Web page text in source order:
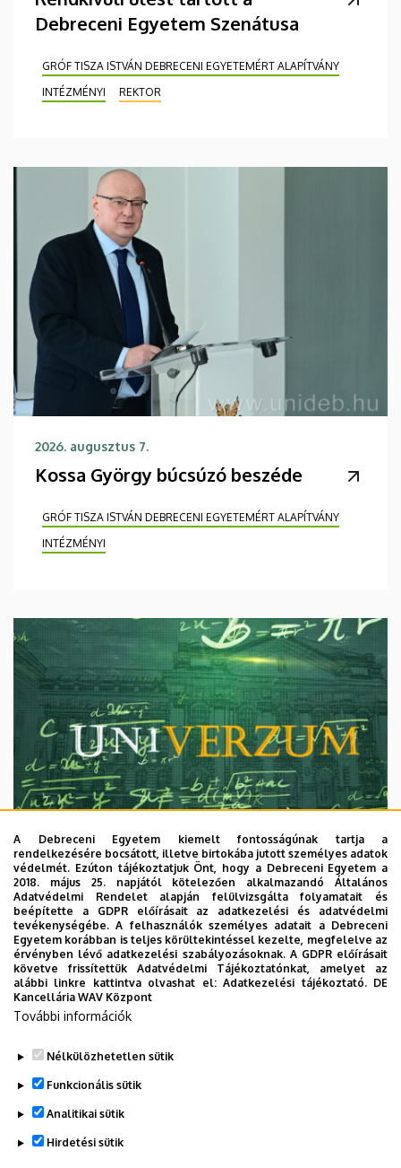
Debreceni Egyetem Szenátusa
GRÓF TISZA ISTVÁN DEBRECENI EGYETEMÉRT ALAPÍTVÁNY
INTÉZMÉNYI
REKTOR
2026. augusztus 7.
Kossa György búcsúzó beszéde
GRÓF TISZA ISTVÁN DEBRECENI EGYETEMÉRT ALAPÍTVÁNY
INTÉZMÉNYI
2026. augusztus 7.
Univerzum: A Debreceni Egyetem
titkos receptjei
KUTATÁS TUDOMÁNY
A Debreceni Egyetem kiemelt fontosságúnak tartja a
rendelkezésére bocsátott, illetve birtokába jutott személyes adatok
védelmét. Ezúton tájékoztatjuk Önt, hogy a Debreceni Egyetem a
2018. május 25. napjától kötelezően alkalmazandó Általános
Adatvédelmi Rendelet alapján felülvizsgálta folyamatait és
beépítette a GDPR előírásait az adatkezelési és adatvédelmi
tevékenységébe. A felhasználók személyes adatait a Debreceni
Egyetem korábban is teljes körültekintéssel kezelte, megfelelve az
érvényben lévő adatkezelési szabályozásoknak. A GDPR előírásait
követve frissítettük Adatvédelmi Tájékoztatónkat, amelyet az
alábbi linkre kattintva olvashat el:Adatkezelési tájékoztató. DE
Kancellária WAV Központ
További információk
Nélkülözhetetlen sütik
Funkcionális sütik
Analitikai sütik
Hirdetési sütik